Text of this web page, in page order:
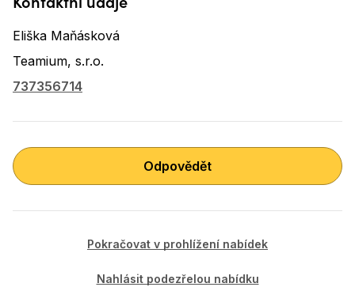
Eliška Maňásková
Teamium, s.r.o.
737356714
Odpovědět
Pokračovat v prohlížení nabídek
Nahlásit podezřelou nabídku